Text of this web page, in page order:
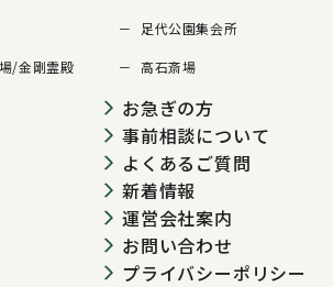
足代公園集会所
/金剛霊殿 高石斎場
お急ぎの方
事前相談について
よくあるご質問
新着情報
運営会社案内
お問い合わせ
プライバシーポリシー